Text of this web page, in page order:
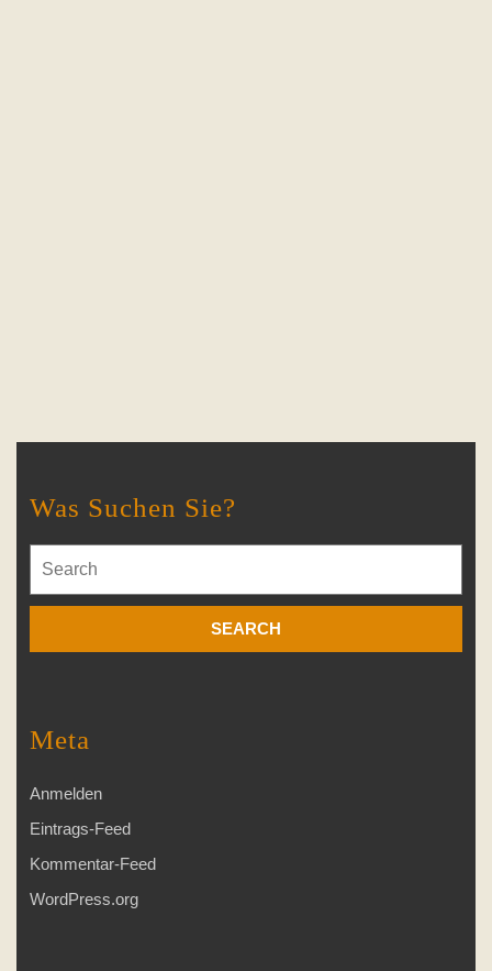
Was Suchen Sie?
for:
Meta
Anmelden
Eintrags-Feed
Kommentar-Feed
WordPress.org